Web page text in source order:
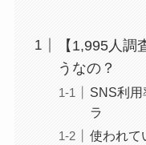
【1,995人
うなの？
SNS利
ラ
使われて